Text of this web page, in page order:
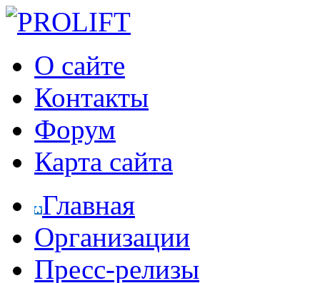
О сайте
Контакты
Форум
Карта сайта
Главная
Организации
Пресс-релизы